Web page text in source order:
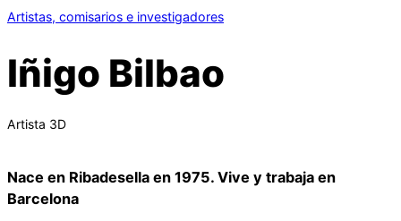
Artistas, comisarios e investigadores
Iñigo Bilbao
Artista 3D
Nace en Ribadesella en 1975. Vive y trabaja en
Barcelona